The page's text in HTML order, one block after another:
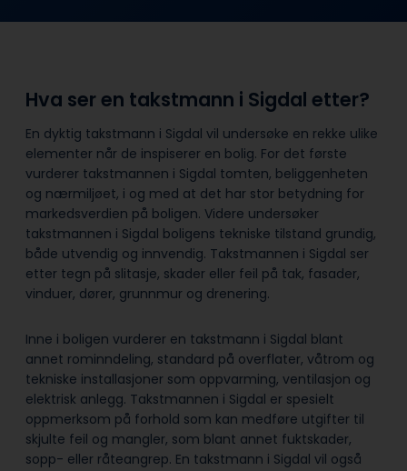
Hva ser en takstmann i Sigdal etter?
En dyktig takstmann i Sigdal vil undersøke en rekke ulike
elementer når de inspiserer en bolig. For det første
vurderer takstmannen i Sigdal tomten, beliggenheten
og nærmiljøet, i og med at det har stor betydning for
markedsverdien på boligen. Videre undersøker
takstmannen i Sigdal boligens tekniske tilstand grundig,
både utvendig og innvendig. Takstmannen i Sigdal ser
etter tegn på slitasje, skader eller feil på tak, fasader,
vinduer, dører, grunnmur og drenering.
Inne i boligen vurderer en takstmann i Sigdal blant
annet rominndeling, standard på overflater, våtrom og
tekniske installasjoner som oppvarming, ventilasjon og
elektrisk anlegg. Takstmannen i Sigdal er spesielt
oppmerksom på forhold som kan medføre utgifter til
skjulte feil og mangler, som blant annet fuktskader,
sopp- eller råteangrep. En takstmann i Sigdal vil også